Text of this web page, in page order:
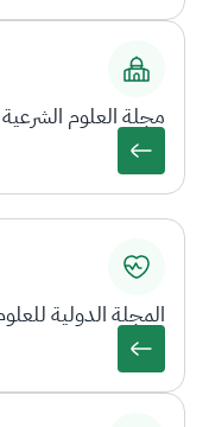
مجلة العلوم الشرعية
المجلة الدولية